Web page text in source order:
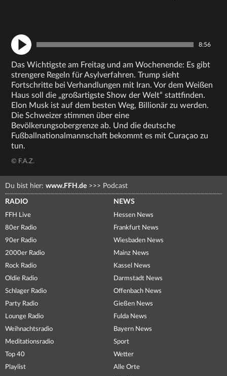
8:56
Das Wichtigste am Freitag und am Wochenende: Es gibt
strengere Regeln für Asylverfahren. Trump sieht
Fortschritte bei Verhandlungen mit Iran. Vor dem Weißen
Haus soll die „großartigste Show der Welt“ stattfinden.
Elon Musk ist auf dem besten Weg, Billionär zu werden.
Die Schweizer stimmen über eine
Bevölkerungsobergrenze ab. Und die deutsche
Fußballnationalmannschaft bekommt es mit Curaçao zu
tun.
© F.A.Z.
Du bist hier: www.FFH.de >>> Podcast
RADIO
FFH Live
80er Radio
90er Radio
2000er Radio
Rock Radio
Oldie Radio
Schlager Radio
Party Radio
Lounge Radio
Weihnachtsradio
Meditationsradio
Top 40
Playlist
NEWS
Hessen News
Frankfurt News
Wiesbaden News
Mainz News
Kassel News
Darmstadt News
Offenbach News
Gießen News
Fulda News
Bayern News
Sport
Wetter
Alle Orte